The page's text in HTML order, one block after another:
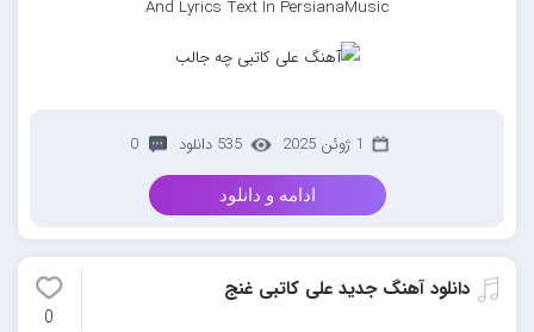
And Lyrics Text In PersianaMusic
1 ژوئن 2025 535 دانلود 0
ادامه و دانلود
دانلود آهنگ جدید علی کاتبی غنج
0